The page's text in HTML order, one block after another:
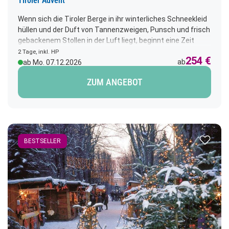
Wenn sich die Tiroler Berge in ihr winterliches Schneekleid
hüllen und der Duft von Tannenzweigen, Punsch und frisch
gebackenem Stollen in der Luft liegt, beginnt eine Zeit
voller Zauber und Herzenswärme. Erleben Sie den Advent
in Tirol – stimmungsvoll, authentisch und voller stiller
Momente der Freude.
2 Tage, inkl. HP
ab Mo. 07.12.2026 ab254 €
ZUM ANGEBOT
BESTSELLER Zur